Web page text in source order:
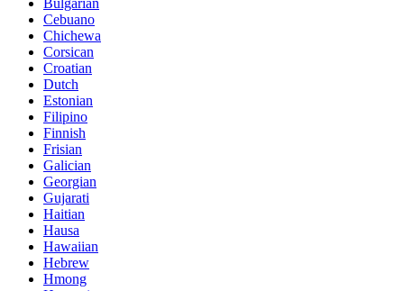
Bulgarian
Cebuano
Chichewa
Corsican
Croatian
Dutch
Estonian
Filipino
Finnish
Frisian
Galician
Georgian
Gujarati
Haitian
Hausa
Hawaiian
Hebrew
Hmong